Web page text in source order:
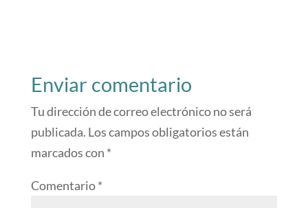
Enviar comentario
Tu dirección de correo electrónico no será
publicada. Los campos obligatorios están
marcados con *
Comentario*